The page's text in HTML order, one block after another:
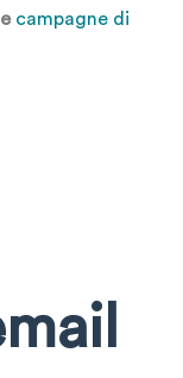
campagne di